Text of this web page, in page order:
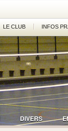
LE CLUB INFOS
DIVERS